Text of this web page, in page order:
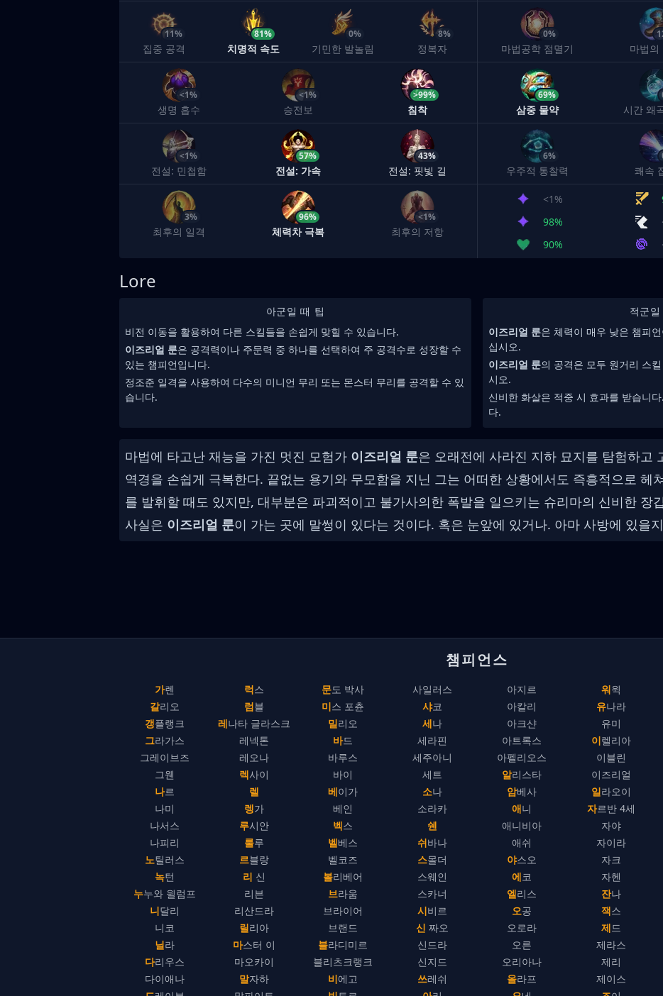
11%
집중 공격
81%
치명적 속도
0%
기민한 발놀림
8%
정복자
<1%
생명 흡수
<1%
승전보
>99%
침착
<1%
전설: 민첩함
57%
전설: 가속
43%
전설: 핏빛 길
3%
최후의 일격
96%
체력차 극복
<1%
최후의 저항
0%
마법공학 점멸기 마법의
69%
삼중 물약 시간 왜
6%
우주적 통찰력 쾌속
<1%
98%
90%
Lore
아군일 때 팁
비전 이동을 활용하여 다른 스킬들을 손쉽게 맞힐 수 있습니다.
이즈리얼 룬은 공격력이나 주문력 중 하나를 선택하여 주 공격수로 성장할 수
있는 챔피언입니다.
정조준 일격을 사용하여 다수의 미니언 무리 또는 몬스터 무리를 공격할 수 있
습니다.
적군
이즈리얼 룬은 체력이 매우 낮은 챔피
십시오.
이즈리얼 룬의 공격은 모두 원거리 스
시오.
신비한 화살은 적중 시 효과를 받습니
다.
마법에 타고난 재능을 가진 멋진 모험가 이즈리얼 룬은 오래전에 사라진 지하 묘지를 탐험하고
역경을 손쉽게 극복한다. 끝없는 용기와 무모함을 지닌 그는 어떠한 상황에서도 즉흥적으로 헤
를 발휘할 때도 있지만, 대부분은 파괴적이고 불가사의한 폭발을 일으키는 슈리마의 신비한 장
사실은 이즈리얼 룬이 가는 곳에 말썽이 있다는 것이다. 혹은 눈앞에 있거나. 아마 사방에 있을
챔피언스
가렌
갈리오
갱플랭크
그라가스
그레이브즈
그웬
나르
나미
나서스
나피리
노틸러스
녹턴
누누와 윌럼프
니달리
니코
닐라
다리우스
다이애나
럭스
럼블
레나타 글라스크
레넥톤
레오나
렉사이
렐
렝가
루시안
룰루
르블랑
리 신
리븐
리산드라
릴리아
마스터 이
마오카이
말자하
문도 박사
미스 포츈
밀리오
바드
바루스
바이
베이가
베인
벡스
벨베스
벨코즈
볼리베어
브라움
브라이어
브랜드
블라디미르
블리츠크랭크
비에고
사일러스
샤코
세나
세라핀
세주아니
세트
소나
소라카
쉔
쉬바나
스몰더
스웨인
스카너
시비르
신 짜오
신드라
신지드
쓰레쉬
아지르
아칼리
아크샨
아트록스
아펠리오스
알리스타
암베사
애니
애니비아
애쉬
야스오
에코
엘리스
오공
오로라
오른
오리아나
올라프
워윅
유나라
유미
이렐리아
이블린
이즈리얼
일라오이
자르반 4세
자야
자이라
자크
자헨
잔나
잭스
제드
제라스
제리
제이스